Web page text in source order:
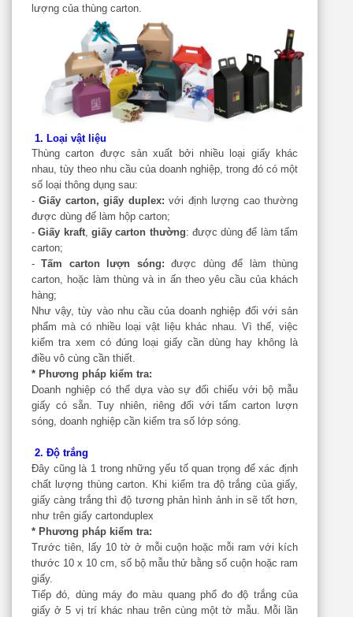
lượng của thùng carton.
1. Loại vật liệu
Thùng carton được sản xuất bởi nhiều loại giấy khác
nhau, tùy theo nhu cầu của doanh nghiệp, trong đó có một
số loại thông dụng sau:
-Giấy carton, giấy duplex: với định lượng cao thường
được dùng để làm hộp carton;
-Giấy kraft, giấy carton thường: được dùng để làm tấm
carton;
-Tấm carton lượn sóng: được dùng để làm thùng
carton, hoặc làm thùng và in ấn theo yêu cầu của khách
hàng;
Như vậy, tùy vào nhu cầu của doanh nghiệp đối với sản
phẩm mà có nhiều loại vật liệu khác nhau. Vì thế, việc
kiểm tra xem có đúng loại giấy cần dùng hay không là
điều vô cùng cần thiết.
* Phương pháp kiểm tra:
Doanh nghiệp có thể dựa vào sự đối chiếu với bộ mẫu
giấy có sẵn. Tuy nhiên, riêng đối với tấm carton lượn
sóng, doanh nghiệp cần kiểm tra số lớp sóng.
2. Độ trắng
Đây cũng là 1 trong những yếu tố quan trọng để xác định
chất lượng thùng carton. Khi kiểm tra độ trắng của giấy,
giấy càng trắng thì độ tương phản hình ảnh in sẽ tốt hơn,
như trên giấy cartonduplex
* Phương pháp kiểm tra:
Trước tiên, lấy 10 tờ ở mỗi cuộn hoặc mỗi ram với kích
thước 10 x 10 cm, số bộ mẫu thử bằng số cuộn hoặc ram
giấy.
Tiếp đó, dùng máy đo màu quang phổ đo độ trắng của
giấy ở 5 vị trí khác nhau trên cùng một tờ mẫu. Mỗi lần